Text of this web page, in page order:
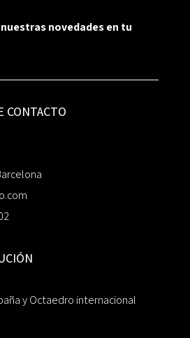
novedades en tu
CONTACTO
y Octaedro internacional